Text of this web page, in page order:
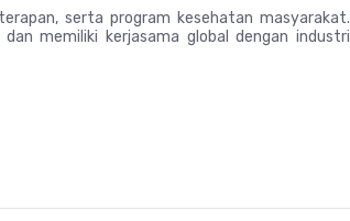
serta program kesehatan masyarakat.
memiliki kerjasama global dengan industri